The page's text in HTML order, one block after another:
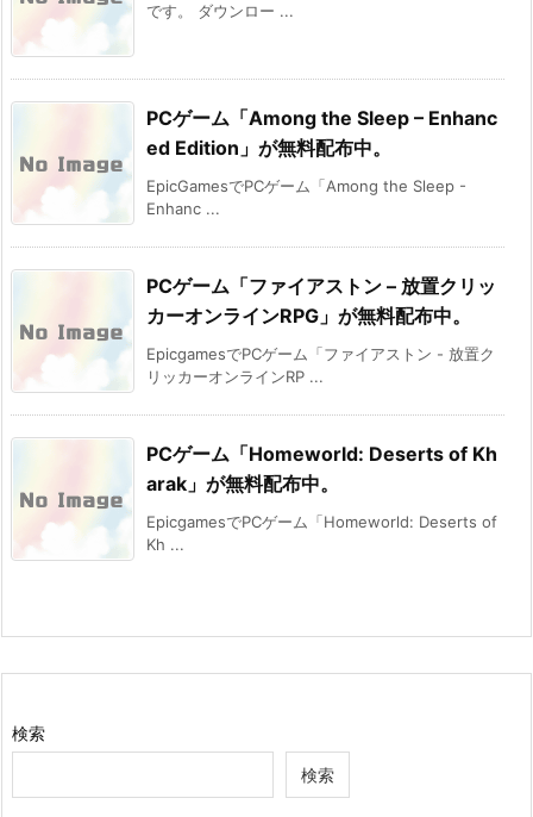
です。 ダウンロー ...
PCゲーム「Among the Sleep – Enhanc
ed Edition」が無料配布中。
EpicGamesでPCゲーム「Among the Sleep -
Enhanc ...
PCゲーム「ファイアストン – 放置クリッ
カーオンラインRPG」が無料配布中。
EpicgamesでPCゲーム「ファイアストン - 放置ク
リッカーオンラインRP ...
PCゲーム「Homeworld: Deserts of Kh
arak」が無料配布中。
EpicgamesでPCゲーム「Homeworld: Deserts of
Kh ...
検索
検索